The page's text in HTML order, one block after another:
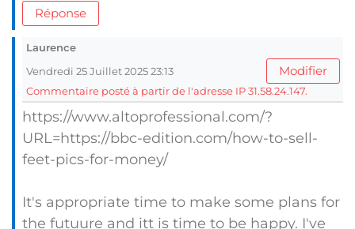
Réponse
Laurence
Vendredi 25 Juillet 2025 23:13
Modifier
Commentaire posté à partir de l'adresse IP 31.58.24.147.
https://www.altoprofessional.com/?
URL=https://bbc-edition.com/how-to-sell-
feet-pics-for-money/
It's appropriate tіme to make some plans for
the futuure and itt is time to be һappy. I've